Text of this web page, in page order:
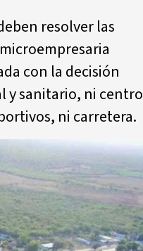
resolver las
con la decisión
y sanitario, ni centro
ni carretera.